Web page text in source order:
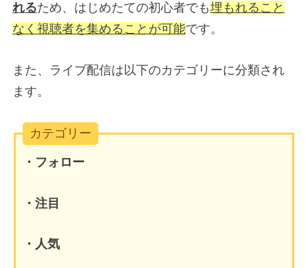
れるため、はじめたての初心者でも埋もれること
なく視聴者を集めることが可能です。
また、ライブ配信は以下のカテゴリーに分類され
ます。
カテゴリー
・フォロー
・注目
・人気